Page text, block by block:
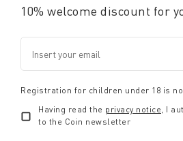
ad esempio esprime una
ispirazione per l'arredo di casa.
Anche glizerbini particolari,
attenti alla sicurezza di chi
modelli sono realizzati con
accogliere con gentilezza
10% welcome discount for
Registration for children under 18 is
Having read the privacy notice, I
to the Coin newsletter